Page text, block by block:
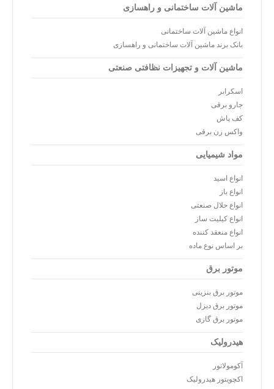
ماشین آلات ساختمانی و راهسازی
انواع ماشین آلات ساختمانی
بانک برند ماشین آلات ساختمانی و راهسازی
ماشین آلات و تجهیزات نظافتی صنعتی
اسکرابر
جارو برقی
کف پاش
واکس زن برقی
مواد شیمیایی
انواع اسید
انواع باز
انواع حلال صنعتی
انواع کیلیت ساز
انواع منعقد کننده
بر اساس نوع ماده
موتور برق
موتور برق بنزینی
موتور برق دیزل
موتور برق گازی
هیدرولیک
آکومولاتور
اکچویتور هیدرولیک